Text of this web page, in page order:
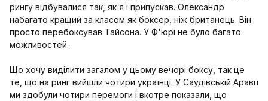
рингу відбувалися так, як я і припускав. Олександр
набагато кращий за класом як боксер, ніж британець. Він
просто перебоксував Тайсона. У Ф'юрі не було багато
можливостей.
Що хочу виділити загалом у цьому вечорі боксу, так це
те, що на ринг вийшли чотири українці. У Саудівській Аравії
ми здобули чотири перемоги і вкотре показали, що